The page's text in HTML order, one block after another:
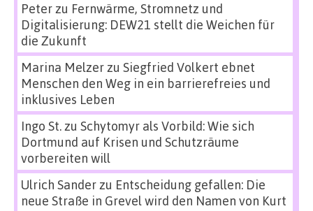
Peterzu Fernwärme, Stromnetz und
Digitalisierung: DEW21 stellt die Weichen für
die Zukunft
Marina Melzerzu Siegfried Volkert ebnet
Menschen den Weg in ein barrierefreies und
inklusives Leben
Ingo St.zu Schytomyr als Vorbild: Wie sich
Dortmund auf Krisen und Schutzräume
vorbereiten will
Ulrich Sanderzu Entscheidung gefallen: Die
neue Straße in Grevel wird den Namen von Kurt